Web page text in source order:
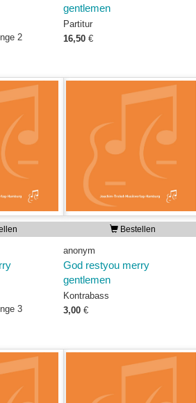
2
gentlemen
Partitur
16,50 €
3
Bestellen
anonym
God restyou merry
gentlemen
Kontrabass
3,00 €